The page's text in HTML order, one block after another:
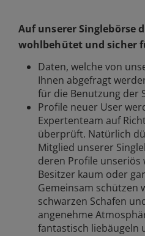
Auf unserer Singlebörse
wohlbehütet und sicher
Daten, welche von
Ihnen abgefragt
für die Benutzung der
Profile neuer User
Expertenteam auf
überprüft. Natürlich
Mitglied unserer
deren Profile unseriös
Besitzer kaum oder
Gemeinsam schützen
schwarzen Schafen
angenehme
fantastisch liebäugeln